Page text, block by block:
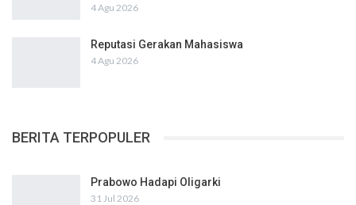
4 Agu 2026
Reputasi Gerakan Mahasiswa
4 Agu 2026
BERITA TERPOPULER
Prabowo Hadapi Oligarki
31 Jul 2026